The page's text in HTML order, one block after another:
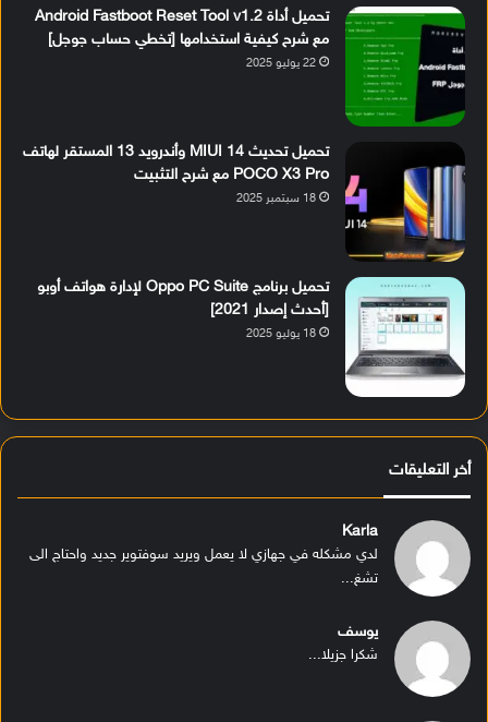
تحميل أداة Android Fastboot Reset Tool v1.2
مع شرح كيفية استخدامها [تخطي حساب جوجل]
22 يوليو 2025
تحميل تحديث MIUI 14 وأندرويد 13 المستقر لهاتف
POCO X3 Pro مع شرح التثبيت
18 سبتمبر 2025
تحميل برنامج Oppo PC Suite لإدارة هواتف أوبو
[أحدث إصدار 2021]
18 يوليو 2025
أخر التعليقات
Karla
لدي مشكله في جهازي لا يعمل ويريد سوفتوير جديد واحتاج الى
تشغ...
يوسف
شكرا جزيلا...